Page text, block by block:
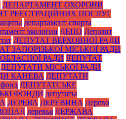
ДЕПАРТАМЕНТ ОХОРОНИ
РЕЄСТРАЦІЙНИХ ПОСЛУГ
департамент спорта
экологии ДЕПО Депозит
ДЕПУТАТ ВЕРХОВНОЇ РАДИ
ЗАПОРІЗЬКОЇ МІСЬКОЇ РАДИ
РАДИ ДЕПУТАТ
ДЕПУТАТИ МІСЬКОЇ РАДИ
КАНЕВА ДЕПУТАТИ
фонд ДЕПУТАТСЬКЕ
ФОНДИ депутаты
ДЕРЕВА ДЕРЕВИНА Дерево
деревья ДЕРЖАВА